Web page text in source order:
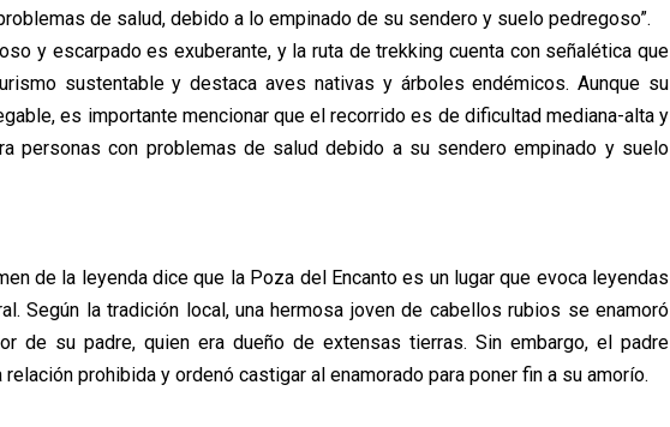
de salud, debido a lo empinado de su sendero y suelo pedregoso”.
y escarpado es exuberante, y la ruta de trekking cuenta con señalética que
sustentable y destaca aves nativas y árboles endémicos. Aunque su
es importante mencionar que el recorrido es de dificultad mediana-alta y
personas con problemas de salud debido a su sendero empinado y suelo
de la leyenda dice que la Poza del Encanto es un lugar que evoca leyendas
Según la tradición local, una hermosa joven de cabellos rubios se enamoró
de su padre, quien era dueño de extensas tierras. Sin embargo, el padre
prohibida y ordenó castigar al enamorado para poner fin a su amorío.